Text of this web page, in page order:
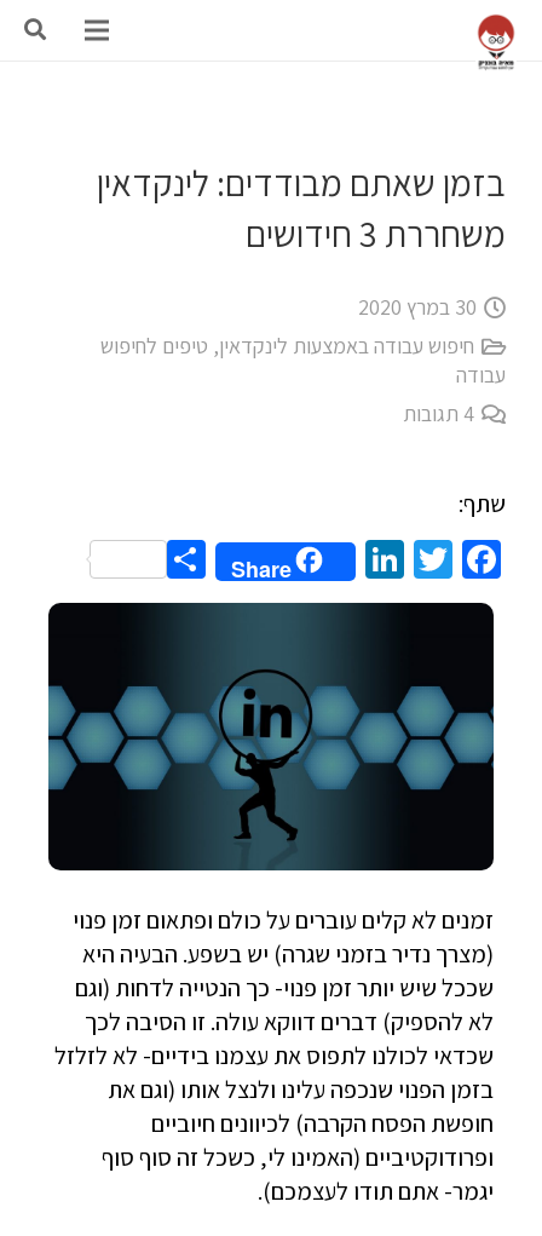
בזמן שאתם מבודדים: לינקדאין
משחררת 3 חידושים
30 במרץ 2020
חיפוש עבודה באמצעות לינקדאין, טיפים לחיפוש
עבודה
4 תגובות
שתף:
Facebook
Twitter
LinkedIn
Share
Share
זמנים לא קלים עוברים על כולם ופתאום זמן פנוי
(מצרך נדיר בזמני שגרה) יש בשפע. הבעיה היא
שככל שיש יותר זמן פנוי- כך הנטייה לדחות (וגם
לא להספיק) דברים דווקא עולה. זו הסיבה לכך
שכדאי לכולנו לתפוס את עצמנו בידיים- לא לזלזל
בזמן הפנוי שנכפה עלינו ולנצל אותו (וגם את
חופשת הפסח הקרבה) לכיוונים חיוביים
ופרודוקטיביים (האמינו לי, כשכל זה סוף סוף
יגמר- אתם תודו לעצמכם).